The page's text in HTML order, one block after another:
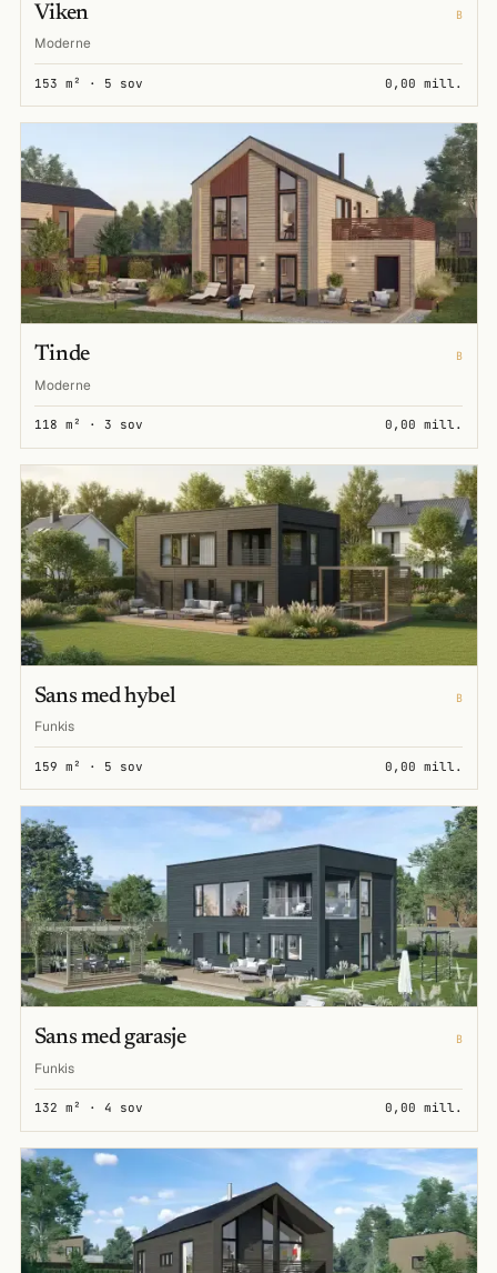
Viken B
Moderne
153 m² · 5 sov 0,00 mill.
Tinde B
Moderne
118 m² · 3 sov 0,00 mill.
Sans med hybel B
Funkis
159 m² · 5 sov 0,00 mill.
Sans med garasje B
Funkis
132 m² · 4 sov 0,00 mill.